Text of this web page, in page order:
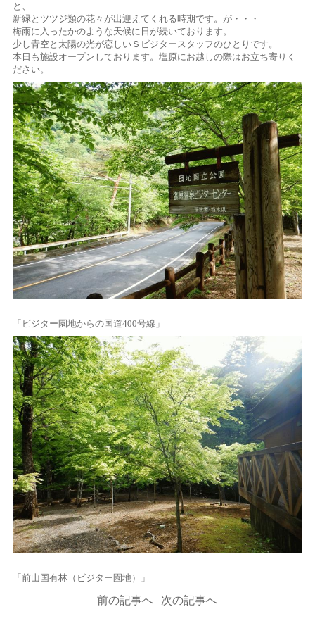
と、
新緑とツツジ類の花々が出迎えてくれる時期です。が・・・
梅雨に入ったかのような天候に日が続いております。
少し青空と太陽の光が恋しいＳビジタースタッフのひとりです。
本日も施設オープンしております。塩原にお越しの際はお立ち寄りく
ださい。
「ビジター園地からの国道400号線」
「前山国有林（ビジター園地）」
前の記事へ | 次の記事へ